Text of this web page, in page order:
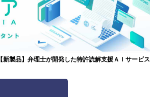
【新製品】弁理士が開発した特許読解支援ＡＩサービス